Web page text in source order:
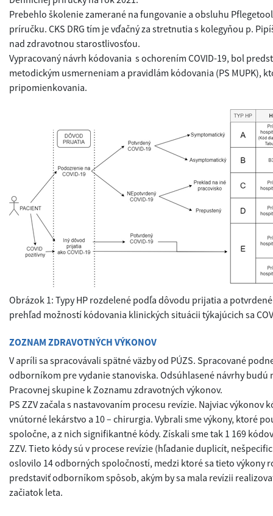
Prebehlo školenie zamerané na fungovanie a obsluhu
príručku. CKS DRG tím je vďačný za stretnutia s kolegyňou p.
nad zdravotnou starostlivosťou.
Vypracovaný návrh kódovania s ochorením COVID-19, bol
metodickým usmerneniam a pravidlám kódovania (PS MUPK),
pripomienkovania.
Obrázok 1: Typy HP rozdelené podľa dôvodu prijatia a
prehľad možností kódovania klinických situácii týkajúcich sa
ZOZNAM ZDRAVOTNÝCH VÝKONOV
V apríli sa spracovávali spätné väzby od PÚZS. Spracované
odborníkom pre vydanie stanoviska. Odsúhlasené návrhy budú
Pracovnej skupine k Zoznamu zdravotných výkonov.
PS ZZV začala s nastavovaním procesu revízie. Najviac výkonov
vnútorné lekárstvo a 10 – chirurgia. Vybrali sme výkony, ktoré
spoločne, a z nich signifikantné kódy. Získali sme tak 1 169
ZZV. Tieto kódy sú v procese revízie (hľadanie duplicít,
oslovilo 14 odborných spoločností, medzi ktoré sa tieto výkony
predstaviť odborníkom spôsob, akým by sa mala revízii
začiatok leta.